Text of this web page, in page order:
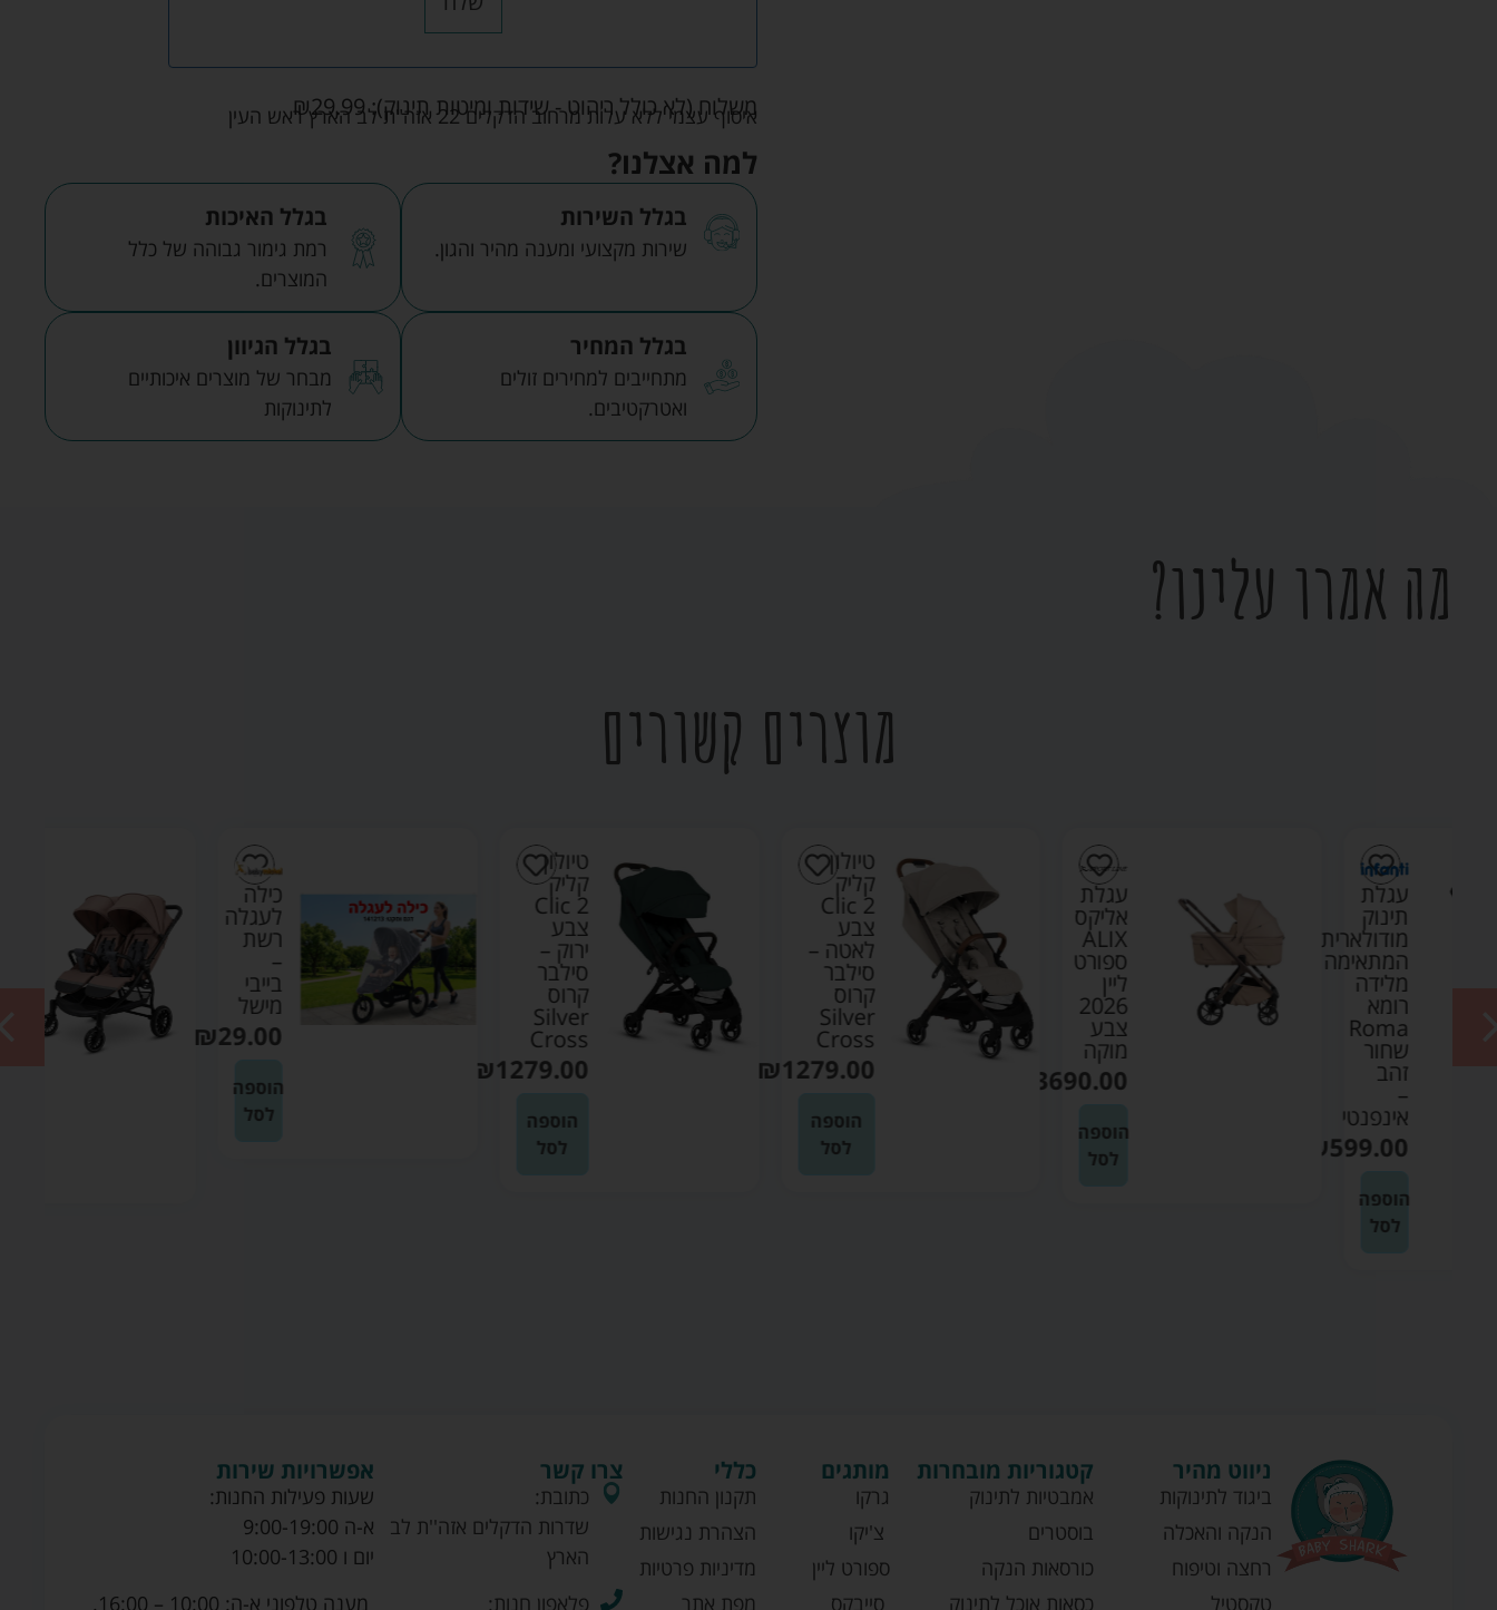
משלוח (לא כולל ריהוט - שידות ומיטות תינוק): ₪29.99 איסוף עצמי ללא עלות מרחוב הדקלים 22 אזה"ת לב הארץ ראש העין
למה אצלנו?
בגלל השירות
שירות מקצועי ומענה מהיר והגון.
בגלל האיכות
רמת גימור גבוהה של כלל
המוצרים.
בגלל המחיר
מתחייבים למחירים זולים
ואטרקטיבים.
בגלל הגיוון
מבחר של מוצרים איכותיים
לתינוקות
מה אמרו עלינו?
מוצרים קשורים
עגלת
אליקס
ALIX
ספורט
ליין
2026
צבע
Clic 2
צבע
לאטה –
סילבר
קרוס
Silver
Cross
1279.00
טיולון
קליק
Clic 2
צבע
ירוק –
סילבר
קרוס
Silver
Cross
כילה
לעגלה
רשת
–
בייבי
מישל
29.00
עגלת
תאומים
DOUBLE
TOGETHER
צבע
בז' –
בייבי
מישל
ניווט מהיר
ביגוד לתינוקות
הנקה והאכלה
רחצה וטיפוח
טקסטיל
קטגוריות מובחרות
אמבטיות לתינוק
בוסטרים
כורסאות הנקה
כסאות אוכל לתינוק
מותגים
גרקו
צ'יקו
ספורט ליין
סייבקס
כללי
תקנון החנות
הצהרת נגישות
מדיניות פרטיות
מפת אתר
צרו קשר
כתובת:
שדרות הדקלים אזה''ת לב
הארץ
פלאפון חנות:
אפשרויות שירות
שעות פעילות החנות:
א-ה 9:00-19:00
יום ו 10:00-13:00
מענה טלפוני א-ה: 10:00 – 16:00.